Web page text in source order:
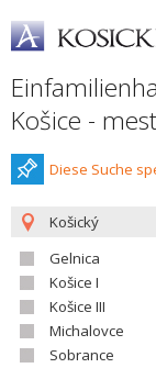
Košice -
Diese Suche
Košický
Gelnica
Košice I
Košice III
Michalovce
Sobrance